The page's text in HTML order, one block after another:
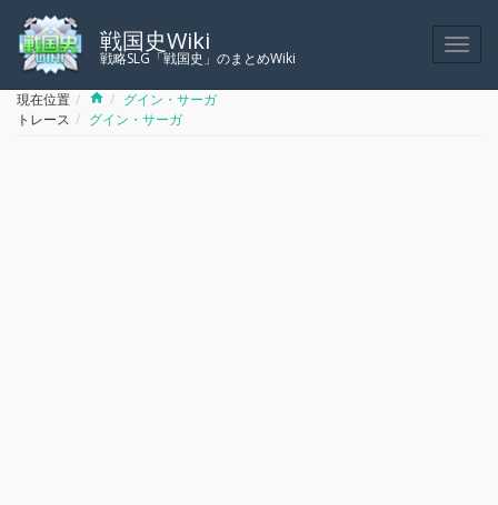
戦国史Wiki
戦略SLG「戦国史」のまとめWiki
現在位置 Home
グイン・サーガ
トレース
グイン・サーガ